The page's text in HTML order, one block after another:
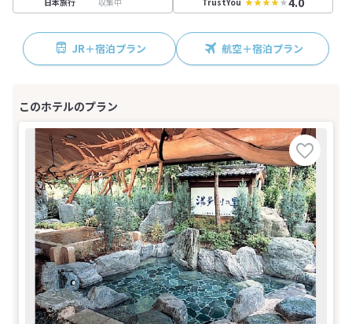
JR＋宿泊プラン 航空＋宿泊プラン